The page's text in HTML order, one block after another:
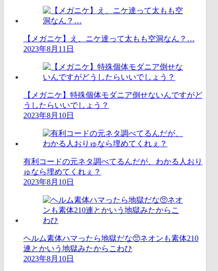
【メガニケ】え、ニケ達って太もも空洞なん？…
2023年8月11日
【メガニケ】特殊個体モダニア倒せないんですがど
うしたらいいでしょう？
2023年8月10日
有利コードの元ネタ調べてるんだが、わかる人おり
ゅなら埋めてくれぇ？
2023年8月10日
ヘルム素体ハマったら地獄だな🥺ネオンも素体210
連とかいう地獄みたからこわひ
2023年8月10日